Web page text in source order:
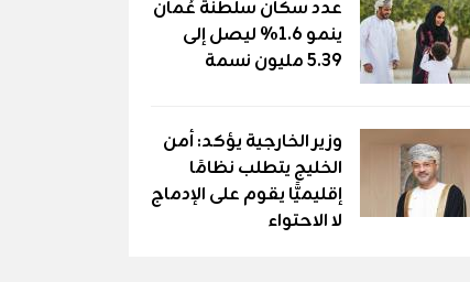
عدد سكان سلطنة عُمان
ينمو 1.6% ليصل إلى
5.39 مليون نسمة
وزير الخارجية يؤكد: أمن
الخليج يتطلب نظامًا
إقليميًّا يقوم على الإدماج
لا الاحتواء